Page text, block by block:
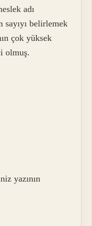
adı
belirlemek
çok yüksek
olmuş.
yazının